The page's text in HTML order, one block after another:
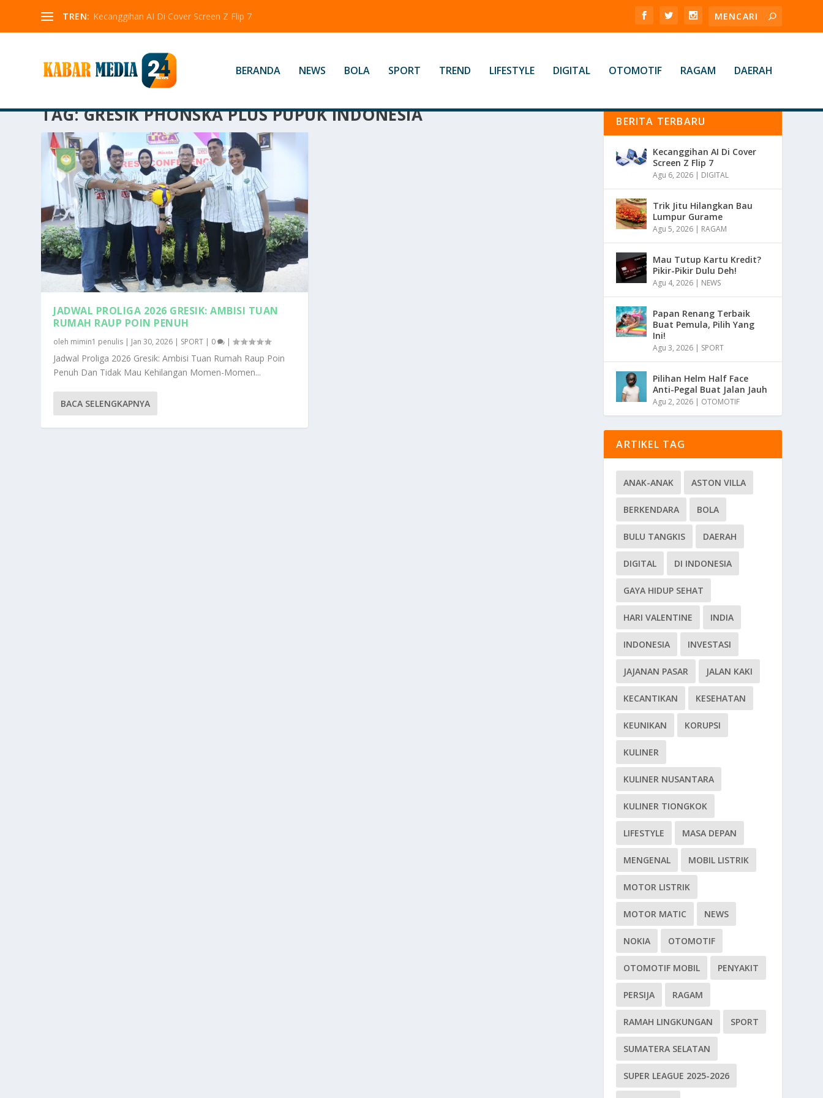
TREN: Kecanggihan AI Di Cover Screen Z Flip 7
BERANDA NEWS BOLA SPORT TREND LIFESTYLE DIGITAL OTOMOTIF RAGAM DAERAH
TAG:GRESIK PHONSKA PLUS PUPUK INDONESIA
JADWAL PROLIGA 2026 GRESIK: AMBISI TUAN
RUMAH RAUP POIN PENUH
oleh mimin1 penulis | Jan 30, 2026 | SPORT | 0 |
Jadwal Proliga 2026 Gresik: Ambisi Tuan Rumah Raup Poin
Penuh Dan Tidak Mau Kehilangan Momen-Momen...
BACA SELENGKAPNYA
BERITA TERBARU
Kecanggihan AI Di Cover
Screen Z Flip 7
Agu 6, 2026 | DIGITAL
Trik Jitu Hilangkan Bau
Lumpur Gurame
Agu 5, 2026 | RAGAM
Mau Tutup Kartu Kredit?
Pikir-Pikir Dulu Deh!
Agu 4, 2026 | NEWS
Papan Renang Terbaik
Buat Pemula, Pilih Yang
Ini!
Agu 3, 2026 | SPORT
Pilihan Helm Half Face
Anti-Pegal Buat Jalan Jauh
Agu 2, 2026 | OTOMOTIF
ARTIKEL TAG
ANAK-ANAK ASTON VILLA
BERKENDARA BOLA
BULU TANGKIS DAERAH
DIGITAL DI INDONESIA
GAYA HIDUP SEHAT
HARI VALENTINE INDIA
INDONESIA INVESTASI
JAJANAN PASAR JALAN KAKI
KECANTIKAN KESEHATAN
KEUNIKAN KORUPSI
KULINER
KULINER NUSANTARA
KULINER TIONGKOK
LIFESTYLE MASA DEPAN
MENGENAL MOBIL LISTRIK
MOTOR LISTRIK
MOTOR MATIC NEWS
NOKIA OTOMOTIF
OTOMOTIF MOBIL PENYAKIT
PERSIJA RAGAM
RAMAH LINGKUNGAN SPORT
SUMATERA SELATAN
SUPER LEAGUE 2025-2026